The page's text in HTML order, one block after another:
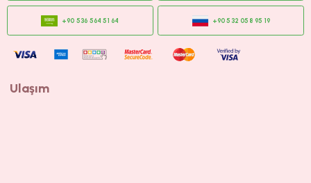
Ulaşım